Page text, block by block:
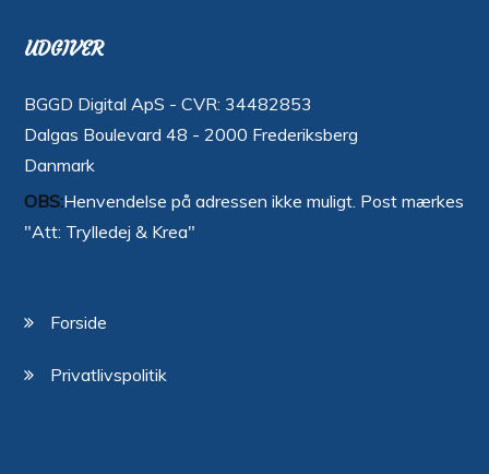
UDGIVER
BGGD Digital ApS - CVR: 34482853
Dalgas Boulevard 48 - 2000 Frederiksberg
Danmark
OBS:Henvendelse på adressen ikke muligt. Post mærkes
"Att: Trylledej & Krea"
Forside
Privatlivspolitik